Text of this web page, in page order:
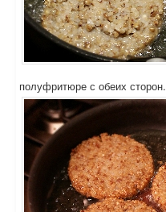
полуфритюре с обеих сторон.